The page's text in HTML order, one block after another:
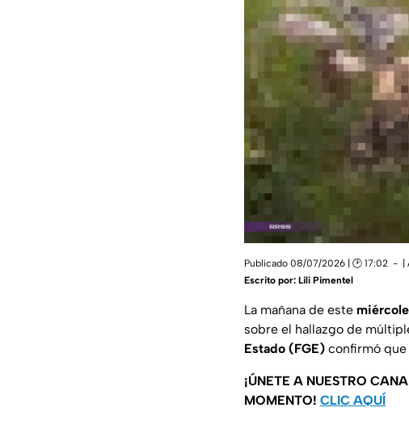
Publicado 08/07/2026 | 🕑 17:02
Escrito por: Lili Pimentel
La mañana de este
sobre el hallazgo de
Estado (FGE) confirmó
¡ÚNETE A NUESTRO
MOMENTO! CLIC AQUÍ